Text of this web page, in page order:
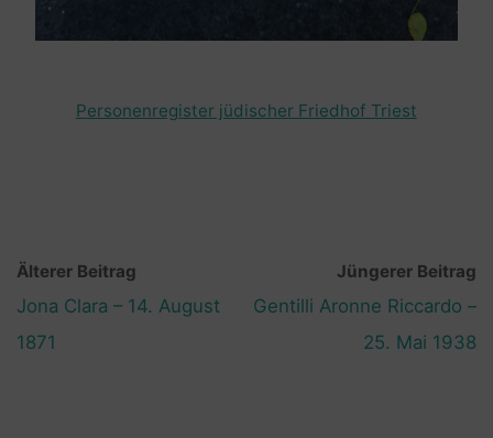
Personenregister jüdischer Friedhof Triest
Älterer Beitrag
Jona Clara – 14. August
1871
Jüngerer Beitrag
Gentilli Aronne Riccardo –
25. Mai 1938